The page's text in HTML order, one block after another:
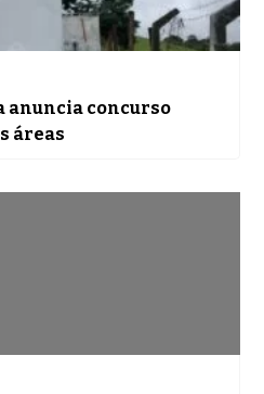
anuncia concurso
áreas